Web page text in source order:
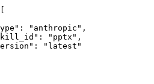
: "anthropic" ,
: "pptx" ,
:
"latest"